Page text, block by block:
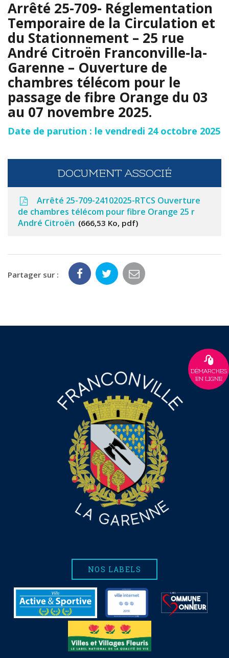
Arrêté 25-709- Réglementation
Temporaire de la Circulation et
du Stationnement – 25 rue
André Citroën Franconville-la-
Garenne – Ouverture de
chambres télécom pour le
passage de fibre Orange du 03
au 07 novembre 2025.
Date de parution : le vendredi 24 octobre 2025
DOCUMENT ASSOCIÉ
Arrêté 25-709-24102025-RTCS Ouverture
de chambres télécom pour fibre Orange 25 r
André Citroën
666,53 Ko, pdf
Partager sur :
NOS LABELS
DÉMARCHES
EN LIGNE